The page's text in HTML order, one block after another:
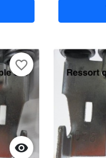

favorite_border